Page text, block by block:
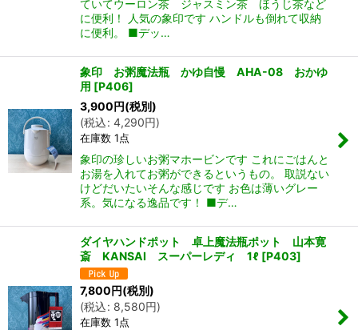
ていてウーロン茶 ジャスミン茶 ほうじ茶など
に便利！ 人気の象印です ハンドルも倒れて収納
に便利。 ■デッ…
象印 お粥魔法瓶 かゆ自慢 AHA-08 おかゆ
用 [P406]
3,900円(税別)
(税込: 4,290円)
在庫数 1点
象印の珍しいお粥マホービンです これにごはんと
お湯を入れてお粥ができるというもの。 取説ない
けどだいたいそんな感じです お色は薄いグレー
系。気になる逸品です！ ■デ…
ダイヤハンドポット 卓上魔法瓶ポット 山本寛
斎 KANSAI スーパーレディ 1ℓ [P403]
7,800円(税別)
(税込: 8,580円)
在庫数 1点